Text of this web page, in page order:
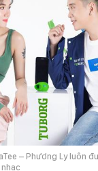
– Phương Ly luôn